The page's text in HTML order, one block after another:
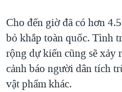
Cho đến giờ đã có hơn
bỏ khắp toàn quốc. Tình
rộng dự kiến cũng sẽ xảy
cảnh báo người dân tích
vật phẩm khác.